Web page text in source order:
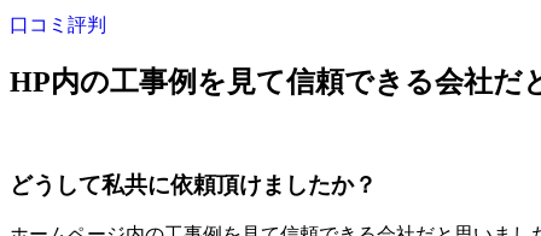
口コミ評判
HP内の工事例を見て信頼できる会社だ
どうして私共に依頼頂けましたか？